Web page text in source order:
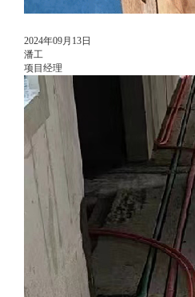
2024年09月13日
潘工
项目经理